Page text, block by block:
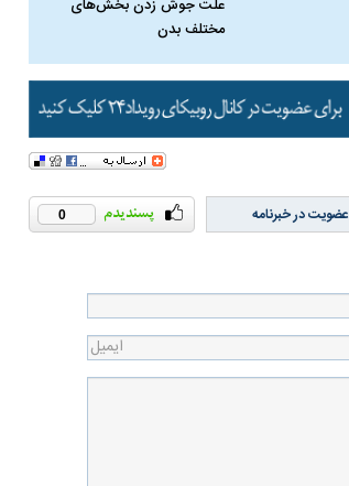
علت جوش زدن بخش‌های
مختلف بدن
0 عضویت در خبرنامه